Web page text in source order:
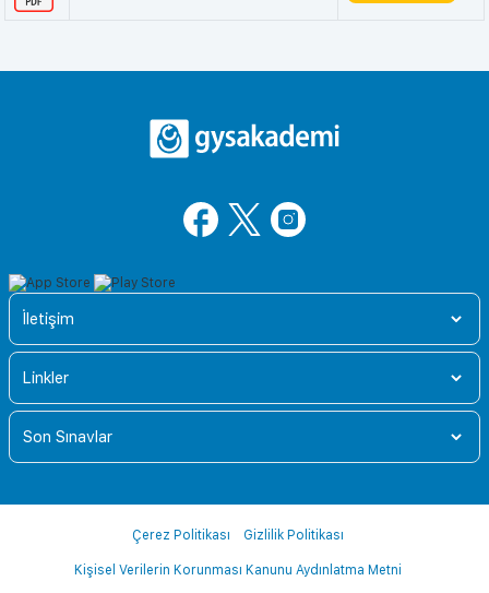
İletişim
Linkler
Son Sınavlar
Çerez Politikası Gizlilik Politikası
Kişisel Verilerin Korunması Kanunu Aydınlatma Metni